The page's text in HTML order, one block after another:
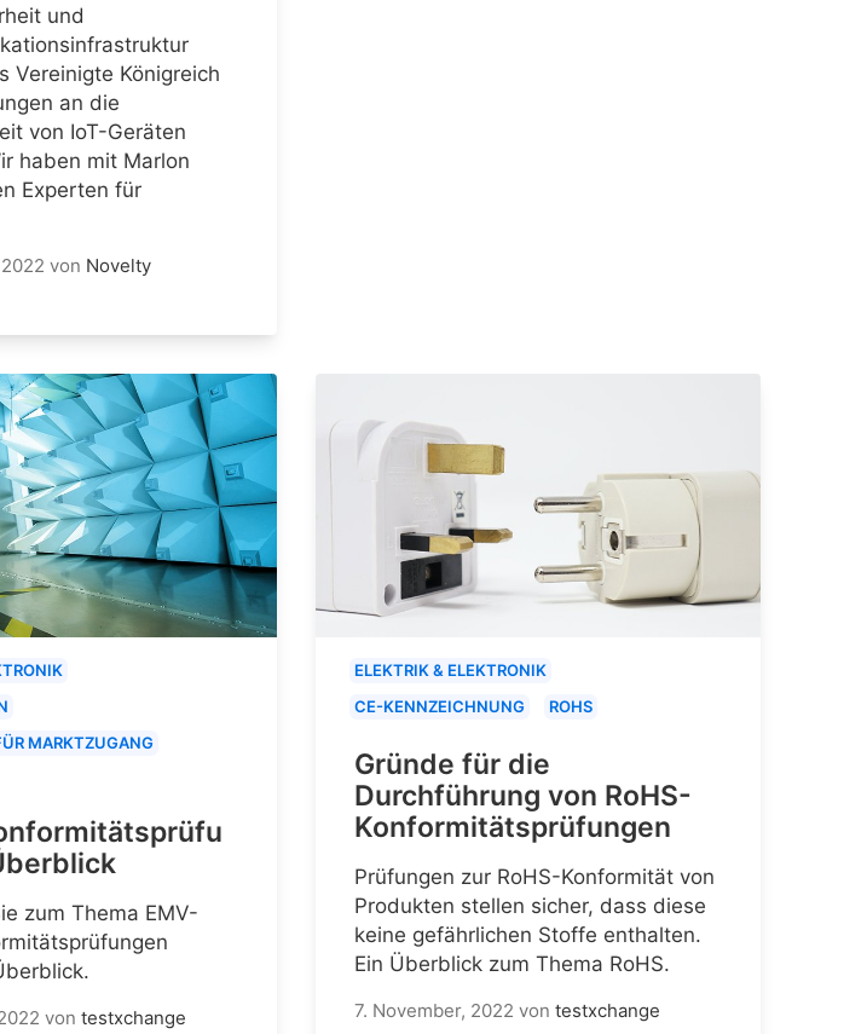
und
Vereinigte Königreich
an die
von IoT-Geräten
haben mit Marlon
Experten für
von Novelty
MARKTZUGANG
zum Thema EMV-
von testxchange
ELEKTRIK & ELEKTRONIK
CE-KENNZEICHNUNG
ROHS
Gründe für die
Durchführung von RoHS-
Konformitätsprüfungen
Prüfungen zur RoHS-Konformität von
Produkten stellen sicher, dass diese
keine gefährlichen Stoffe enthalten.
Ein Überblick zum Thema RoHS.
7. November, 2022 von testxchange